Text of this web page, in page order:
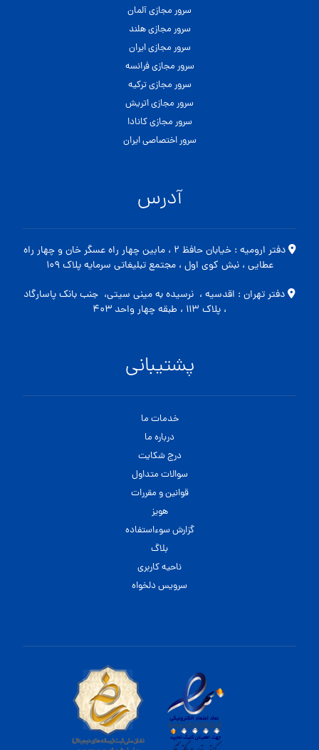
سرور مجازی آلمان
سرور مجازی هلند
سرور مجازی ایران
سرور مجازی فرانسه
سرور مجازی ترکیه
سرور مجازی اتریش
سرور مجازی کانادا
سرور اختصاصی ایران
آدرس
دفتر ارومیه : خیابان حافظ ۲ ، مابین چهار راه عسگر خان و چهار راه
عطایی ، نبش کوی اول ، مجتمع تبلیغاتی سرمایه پلاک ۱۰۹
دفتر تهران : اقدسیه ، نرسیده به مینی سیتی، جنب بانک پاسارگاد
، پلاک ۱۱۳ ، طبقه چهار واحد ۴۰۳
پشتیبانی
خدمات ما
درباره ما
درج شکایت
سوالات متداول
قوانین و مقررات
هویز
گزارش سوءاستفاده
بلاگ
ناحیه کاربری
سرویس دلخواه